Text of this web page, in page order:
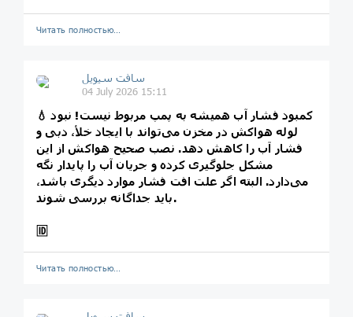
Читать полностью…
سافت سیویل
04 July 2026 15:11
💧 کمبود فشار آب همیشه به پمپ مربوط نیست! نبود
لوله هواکش در مخزن می‌تواند با ایجاد خلأ، دبی و
فشار آب را کاهش دهد. نصب صحیح هواکش از این
مشکل جلوگیری کرده و جریان آب را پایدار نگه
می‌دارد. البته اگر علت افت فشار موارد دیگری باشد،
باید جداگانه بررسی شوند.
🆔
Читать полностью…